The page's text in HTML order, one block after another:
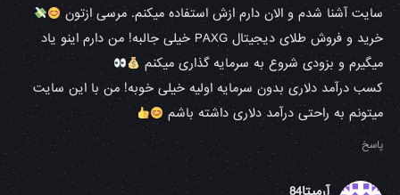
سایت آشنا شدم و الان دارم ازش استفاده میکنم. مرسی ازتون
خرید و فروش طلای دیجیتال PAXG خیلی جالبه! من دارم اینو یاد
میگیرم و بزودی شروع به سرمایه گذاری میکنم
کسب درآمد دلاری بدون سرمایه اولیه خیلی خوبه! من با این سایت
میتونم به راحتی درآمد دلاری داشته باشم
پاسخ